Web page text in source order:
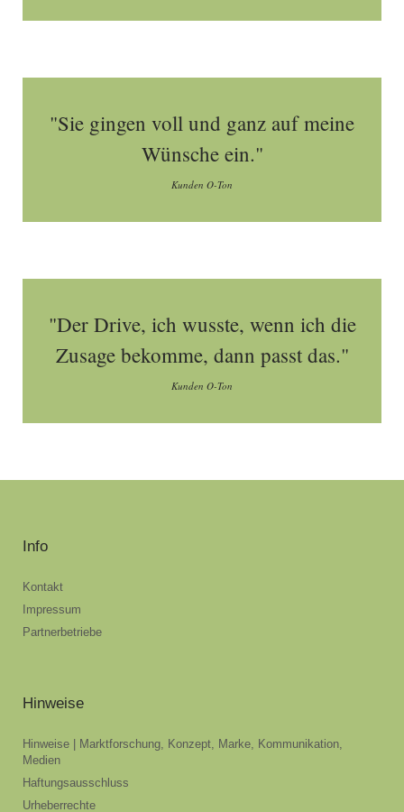
"Sie gingen voll und ganz auf meine
Wünsche ein."
Kunden O-Ton
"Der Drive, ich wusste, wenn ich die
Zusage bekomme, dann passt das."
Kunden O-Ton
Info
Kontakt
Impressum
Partnerbetriebe
Hinweise
Hinweise | Marktforschung, Konzept, Marke, Kommunikation,
Medien
Haftungsausschluss
Urheberrechte